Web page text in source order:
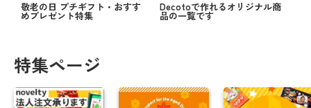
敬老の日 プチギフト・おすす
めプレゼント特集
Decotoで作れるオリジナル商
品の一覧です
特集ページ